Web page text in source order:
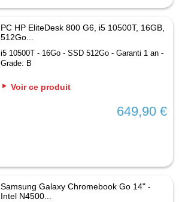
PC HP EliteDesk 800 G6, i5 10500T, 16GB,
512Go...
i5 10500T - 16Go - SSD 512Go - Garanti 1 an -
Grade: B
Voir ce produit
649,90 €
Samsung Galaxy Chromebook Go 14" -
Intel N4500...